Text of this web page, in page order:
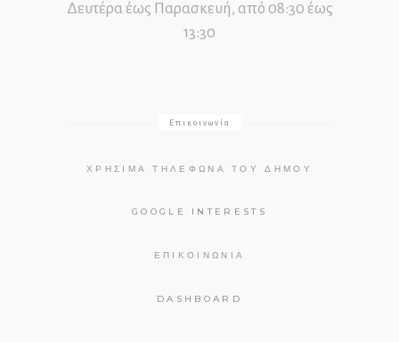
Δευτέρα έως Παρασκευή, από 08:30 έως
13:30
Επικοινωνία
ΧΡΉΣΙΜΑ ΤΗΛΈΦΩΝΑ ΤΟΥ ΔΉΜΟΥ
GOOGLE INTERESTS
ΕΠΙΚΟΙΝΩΝΊΑ
DASHBOARD